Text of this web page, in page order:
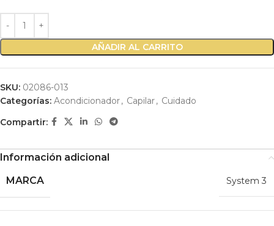
AÑADIR AL CARRITO
SKU: 02086-013
Categorías: Acondicionador, Capilar, Cuidado
Compartir:
Información adicional
MARCA
System 3